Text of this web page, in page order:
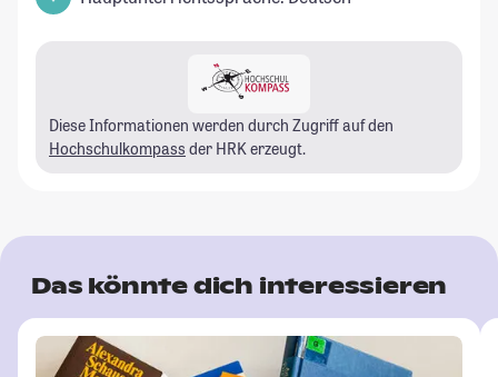
Diese Informationen werden durch Zugriff auf den
Hochschulkompass der HRK erzeugt.
Das könnte dich interessieren